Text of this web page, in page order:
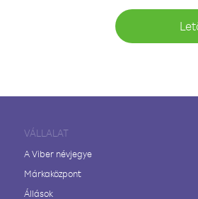
VÁLLALAT
A Viber névjegye
Márkaközpont
Állások